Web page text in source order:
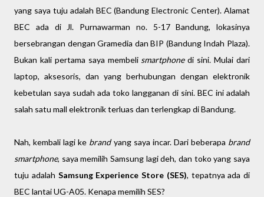
yang saya tuju adalah BEC (Bandung Electronic Center). Alamat
BEC ada di Jl. Purnawarman no. 5-17 Bandung, lokasinya
bersebrangan dengan Gramedia dan BIP (Bandung Indah Plaza).
Bukan kali pertama saya membeli smartphonedi sini. Mulai dari
laptop, aksesoris, dan yang berhubungan dengan elektronik
kebetulan saya sudah ada toko langganan di sini. BEC ini adalah
salah satu mall elektronik terluas dan terlengkap di Bandung.
Nah, kembali lagi ke brandyang saya incar. Dari beberapa brand
smartphone, saya memilih Samsung lagi deh, dan toko yang saya
tuju adalah Samsung Experience Store (SES), tepatnya ada di
BEC lantai UG-A05. Kenapa memilih SES?